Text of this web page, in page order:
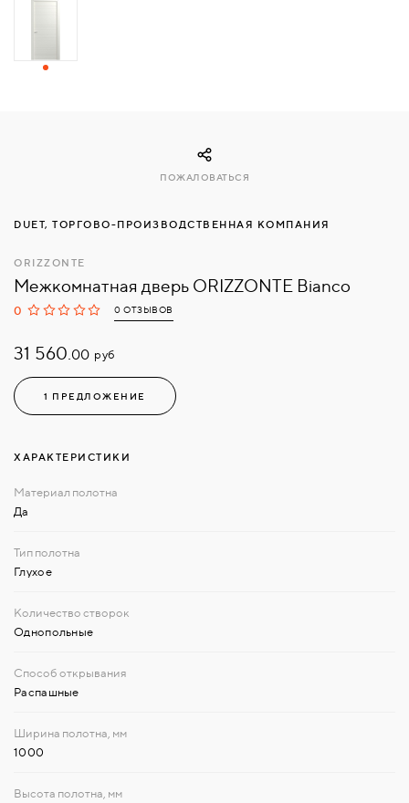
DUET, ТОРГОВО-ПРОИЗВОДСТВЕННАЯ КОМПАНИЯ
ORIZZONTE
Межкомнатная дверь ORIZZONTE Bianco
0 0 ОТЗЫВОВ
31 560.00 руб
1 ПРЕДЛОЖЕНИЕ
ПОЖАЛОВАТЬСЯ
ХАРАКТЕРИСТИКИ
Да
Глухое
Однопольные
Распашные
1000